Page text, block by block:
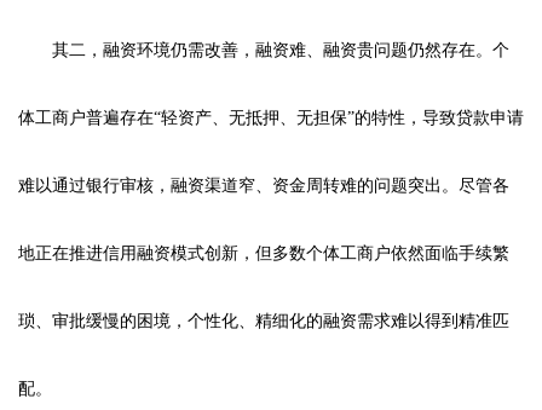
其二，融资环境仍需改善，融资难、融资贵问题仍然存在。个
体工商户普遍存在“轻资产、无抵押、无担保”的特性，导致贷款申请
难以通过银行审核，融资渠道窄、资金周转难的问题突出。尽管各
地正在推进信用融资模式创新，但多数个体工商户依然面临手续繁
琐、审批缓慢的困境，个性化、精细化的融资需求难以得到精准匹
配。